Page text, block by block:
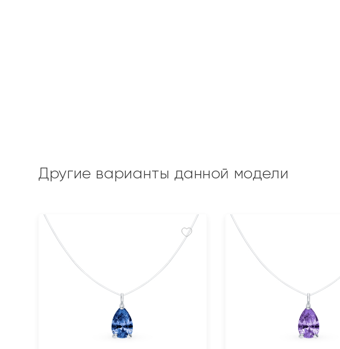
Другие варианты данной модели